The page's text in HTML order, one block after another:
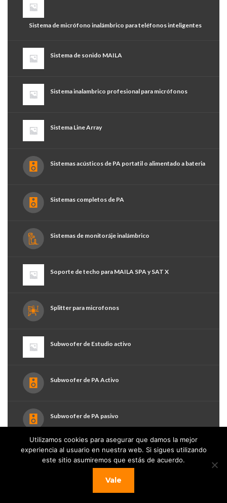
Sistema de micrófono inalámbrico para teléfonos inteligentes
Sistema de sonido MAILA
Sistema inalambrico profesional para micrófonos
Sistema Line Array
Sistemas acústicos de PA portatil o alimentado a bateria
Sistemas completos de PA
Sistemas de monitoráje inalámbrico
Soporte de techo para MAILA SPA y SAT X
Splitter para microfonos
Subwoofer de Estudio activo
Subwoofer de PA Activo
Subwoofer de PA pasivo
Subwoofer para monitor de estudio
Utilizamos cookies para asegurar que damos la mejor
experiencia al usuario en nuestra web. Si sigues utilizando
este sitio asumiremos que estás de acuerdo.
Vale